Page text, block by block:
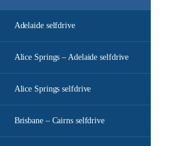
Adelaide selfdrive
Alice Springs – Adelaide selfdrive
Alice Springs selfdrive
Brisbane – Cairns selfdrive